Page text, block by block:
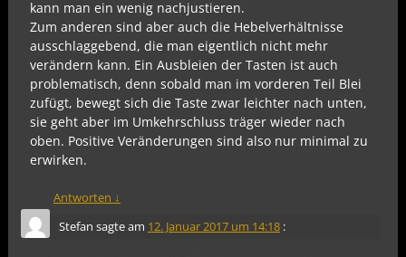
kann man ein wenig nachjustieren.
Zum anderen sind aber auch die Hebelverhältnisse
ausschlaggebend, die man eigentlich nicht mehr
verändern kann. Ein Ausbleien der Tasten ist auch
problematisch, denn sobald man im vorderen Teil Blei
zufügt, bewegt sich die Taste zwar leichter nach unten,
sie geht aber im Umkehrschluss träger wieder nach
oben. Positive Veränderungen sind also nur minimal zu
erwirken.
Antworten ↓
Stefan sagte am 12. Januar 2017 um 14:18 :